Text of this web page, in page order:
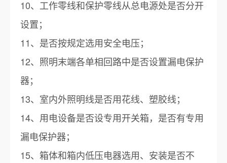
10、工作零线和保护零线从总电源处是否分开
设置；
11、是否按规定选用安全电压；
12、照明末端各单相回路中是否设置漏电保护
器；
13、室内外照明线是否用花线、塑胶线；
14、用电设备是否设专用开关箱，是否有专用
漏电保护器；
15、箱体和箱内低压电器选用、安装是否不